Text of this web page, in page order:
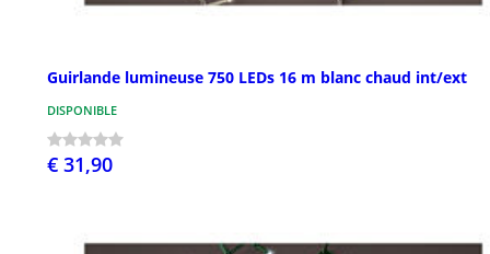
Guirlande lumineuse 750 LEDs 16 m blanc chaud int/ext
DISPONIBLE
€ 31,90